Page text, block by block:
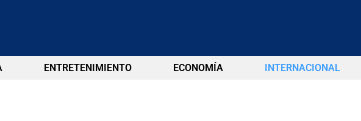
ENTRETENIMIENTO ECONOMÍA INTERNACIONAL